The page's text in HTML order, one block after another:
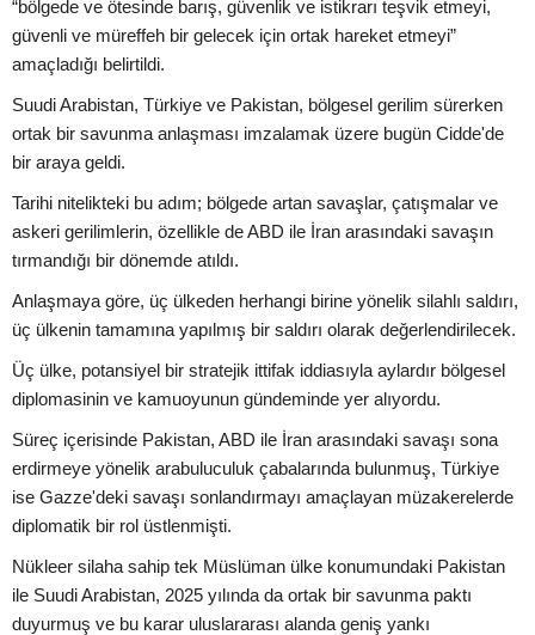
“bölgede ve ötesinde barış, güvenlik ve istikrarı teşvik etmeyi,
güvenli ve müreffeh bir gelecek için ortak hareket etmeyi”
amaçladığı belirtildi.
Suudi Arabistan, Türkiye ve Pakistan, bölgesel gerilim sürerken
ortak bir savunma anlaşması imzalamak üzere bugün Cidde'de
bir araya geldi.
Tarihi nitelikteki bu adım; bölgede artan savaşlar, çatışmalar ve
askeri gerilimlerin, özellikle de ABD ile İran arasındaki savaşın
tırmandığı bir dönemde atıldı.
Anlaşmaya göre, üç ülkeden herhangi birine yönelik silahlı saldırı,
üç ülkenin tamamına yapılmış bir saldırı olarak değerlendirilecek.
Üç ülke, potansiyel bir stratejik ittifak iddiasıyla aylardır bölgesel
diplomasinin ve kamuoyunun gündeminde yer alıyordu.
Süreç içerisinde Pakistan, ABD ile İran arasındaki savaşı sona
erdirmeye yönelik arabuluculuk çabalarında bulunmuş, Türkiye
ise Gazze'deki savaşı sonlandırmayı amaçlayan müzakerelerde
diplomatik bir rol üstlenmişti.
Nükleer silaha sahip tek Müslüman ülke konumundaki Pakistan
ile Suudi Arabistan, 2025 yılında da ortak bir savunma paktı
duyurmuş ve bu karar uluslararası alanda geniş yankı